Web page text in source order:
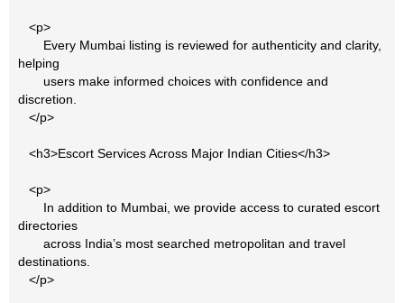
<p>
Every Mumbai listing is reviewed for authenticity and clarity,
helping
users make informed choices with confidence and
discretion.
</p>
<h3>Escort Services Across Major Indian Cities</h3>
<p>
In addition to Mumbai, we provide access to curated escort
directories
across India’s most searched metropolitan and travel
destinations.
</p>